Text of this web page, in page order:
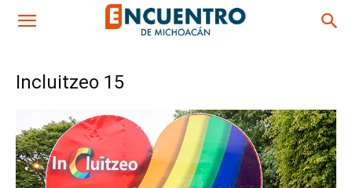
Incluitzeo 15